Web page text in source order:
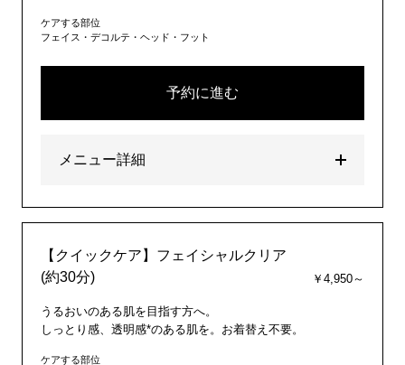
ケアする部位
フェイス・デコルテ・ヘッド・フット
予約に進む
メニュー詳細
【クイックケア】フェイシャルクリア
(約30分)
￥4,950～
うるおいのある肌を目指す方へ。
しっとり感、透明感*のある肌を。お着替え不要。
ケアする部位